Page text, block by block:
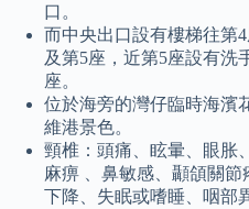
口。
而中央出口設有樓梯往第
及第5座，近第5座設有洗
座。
位於海旁的灣仔臨時海濱
維港景色。
頸椎：頭痛、眩暈、眼胀
麻痹 、鼻敏感、顳頜關
下降、失眠或嗜睡、咽部